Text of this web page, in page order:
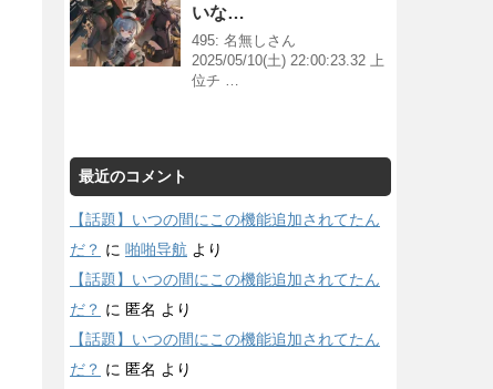
いな…
495: 名無しさん
2025/05/10(土) 22:00:23.32 上
位チ …
最近のコメント
【話題】いつの間にこの機能追加されてたん
だ？ に 啪啪导航 より
【話題】いつの間にこの機能追加されてたん
だ？ に 匿名 より
【話題】いつの間にこの機能追加されてたん
だ？ に 匿名 より